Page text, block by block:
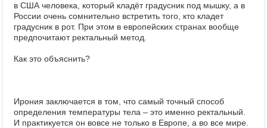
в США человека, который кладёт градусник под мышку, а в
России очень сомнительно встретить того, кто кладет
градусник в рот. При этом в европейских странах вообще
предпочитают ректальный метод.
Как это объяснить?
Ирония заключается в том, что самый точный способ
определения температуры тела – это именно ректальный.
И практикуется он вовсе не только в Европе, а во все мире.